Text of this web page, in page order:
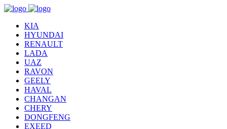
KIA
HYUNDAI
RENAULT
LADA
UAZ
RAVON
GEELY
HAVAL
CHANGAN
CHERY
DONGFENG
EXEED